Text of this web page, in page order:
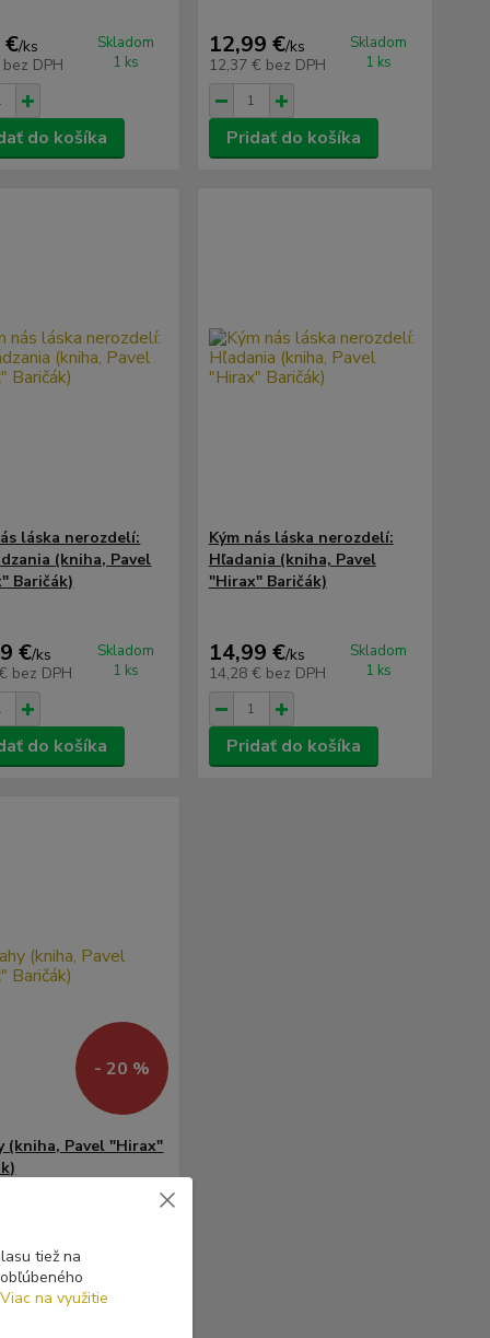
€/ks
bez DPH
Skladom
1 ks
do košíka
12,99 €/ks
12,37 € bez DPH
Skladom
1 ks
Pridať do košíka
láska nerozdelí:
(kniha, Pavel
Baričák)
€/ks
bez DPH
Skladom
1 ks
do košíka
Kým nás láska nerozdelí:
Hľadania (kniha, Pavel
"Hirax" Baričák)
14,99 €/ks
14,28 € bez DPH
Skladom
1 ks
Pridať do košíka
- 20 %
(kniha, Pavel "Hirax"
bez DPH
tiež na
Viac na využitie